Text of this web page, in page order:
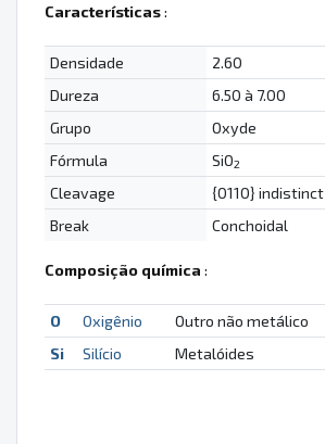
Características:
Densidade
2.60
Dureza
6.50 à 7.00
Grupo
Oxyde
Fórmula
SiO2
Cleavage
{0110} indistinct
Break
Conchoidal
Composição química :
O Oxigênio Outro não metálico
Si
Silício Metalóides